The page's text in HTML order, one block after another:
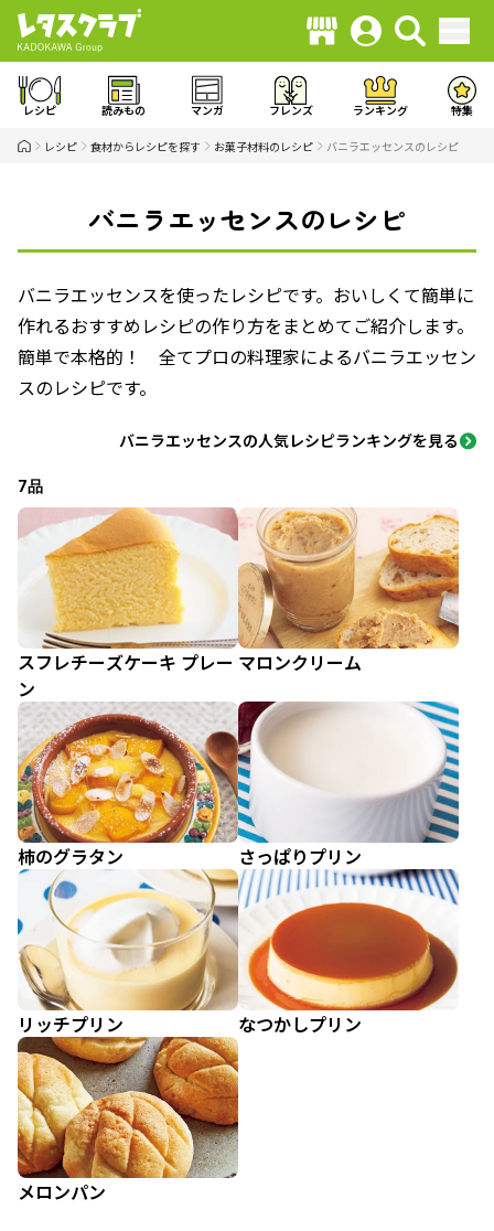
レシピ 読みもの マンガ フレンズ ランキング 特集
レシピ 食材からレシピを探す お菓子材料のレシピ バニラエッセンスのレシピ
バニラエッセンスのレシピ
バニラエッセンスを使ったレシピです。おいしくて簡単に
作れるおすすめレシピの作り方をまとめてご紹介します。
簡単で本格的！ 全てプロの料理家によるバニラエッセン
スのレシピです。
バニラエッセンスの人気レシピランキングを見る
7品
スフレチーズケーキ プレー
ン
マロンクリーム
柿のグラタン さっぱりプリン
リッチプリン なつかしプリン
メロンパン